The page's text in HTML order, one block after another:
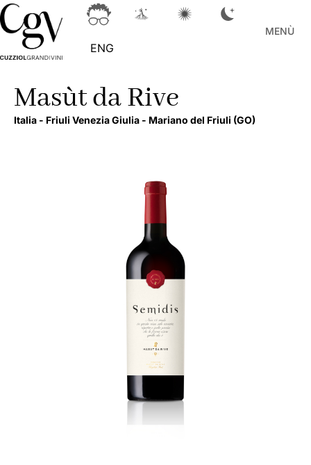
ENG
MENÙ
Masùt da Rive
Italia - Friuli Venezia Giulia - Mariano del Friuli (GO)